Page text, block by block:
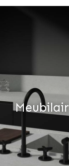
Meubilair